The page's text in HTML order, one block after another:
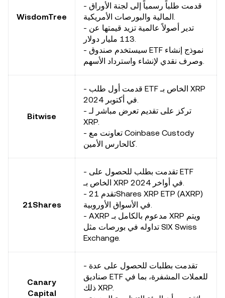
WisdomTree
- قدمت طلباً رسمياً إلى لجنة الأوراق
المالية والبورصات الأمريكية.
- تدير أصولاً عالمية تزيد قيمتها عن
113 مليار دولار.
- سيستخدم صندوق ETF نموذج إنشاء
وصرف نقدي لإنشاء واسترداد الأسهم.
Bitwise
- قدمت أول طلب ETF الخاص بـ XRP
في أكتوبر 2024.
- تركز على تقديم تعرض مباشر لـ
XRP.
- تعاونت مع Coinbase Custody
كالحارس الأمين.
21Shares
- تقدمت بطلب للحصول على ETF
الخاص بـ XRP في أواخر 2024.
- تقدم 21Shares XRP ETP (AXRP)
في الأسواق الأوروبية.
- AXRP مدعوم بالكامل بـ XRP ويتم
تداوله في بورصات مثل SIX Swiss
Exchange.
Canary
Capital
- تقدمت بطلبات للحصول على عدة
صناديق ETF للعملات المشفرة، بما في
ذلك XRP.